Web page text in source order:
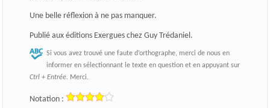
Une belle réflexion à ne pas manquer.
Publié aux éditions Exergues chez Guy Trédaniel.
Si vous avez trouvé une faute d’orthographe, merci de nous en
informer en sélectionnant le texte en question et en appuyant sur
Ctrl + Entrée. Merci.
Notation :